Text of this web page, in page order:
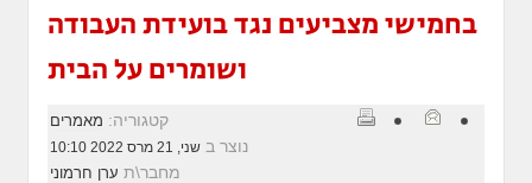
בחמישי מצביעים נגד בועידת העבודה
ושומרים על הבית
קטגוריה: מאמרים
נוצר ב שני, 21 מרס 2022 10:10
מחבר\ת ערן חרמוני